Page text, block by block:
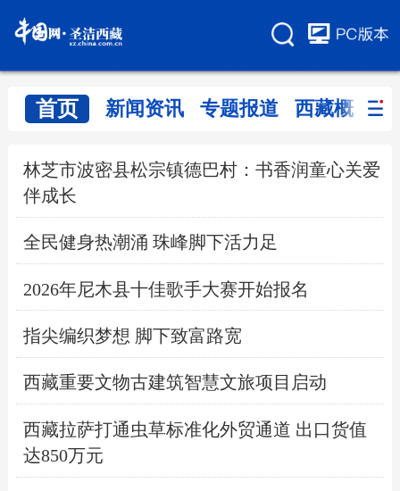
首页 新闻资讯 专题报道 西藏概览
林芝市波密县松宗镇德巴村：书香润童心关爱
伴成长
全民健身热潮涌 珠峰脚下活力足
2026年尼木县十佳歌手大赛开始报名
指尖编织梦想 脚下致富路宽
西藏重要文物古建筑智慧文旅项目启动
西藏拉萨打通虫草标准化外贸通道 出口货值
达850万元